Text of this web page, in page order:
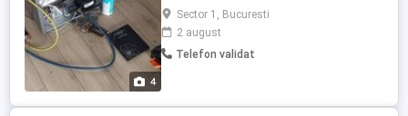
4
combine frigorifice: -Arctic, Beko, Indesit,
Zanussi, Electrolux, Gorenje, Bosch,
Samsung, Indesit, Whirlpool etc. -
Reparatii frigidere Bucuresti in sectorul 6,
Sector 1, Bucuresti
2 august
Telefon validat